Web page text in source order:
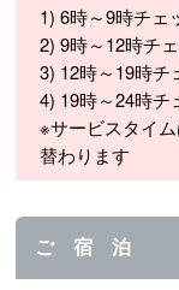
1) 6時～9時チェ
2) 9時～12時チ
3) 12時～19時
4) 19時～24時
※サービスタイ
替わります
ご 宿 泊